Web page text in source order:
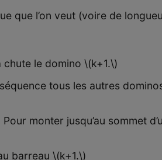
que l’on veut (voire de
chute le domino \(k+1.\)
tous les autres
monter jusqu’au sommet
barreau \(k+1.\)